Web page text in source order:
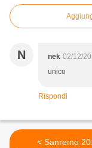
N nek 02/12/
unico
Rispondi
< Sanremo 2015: